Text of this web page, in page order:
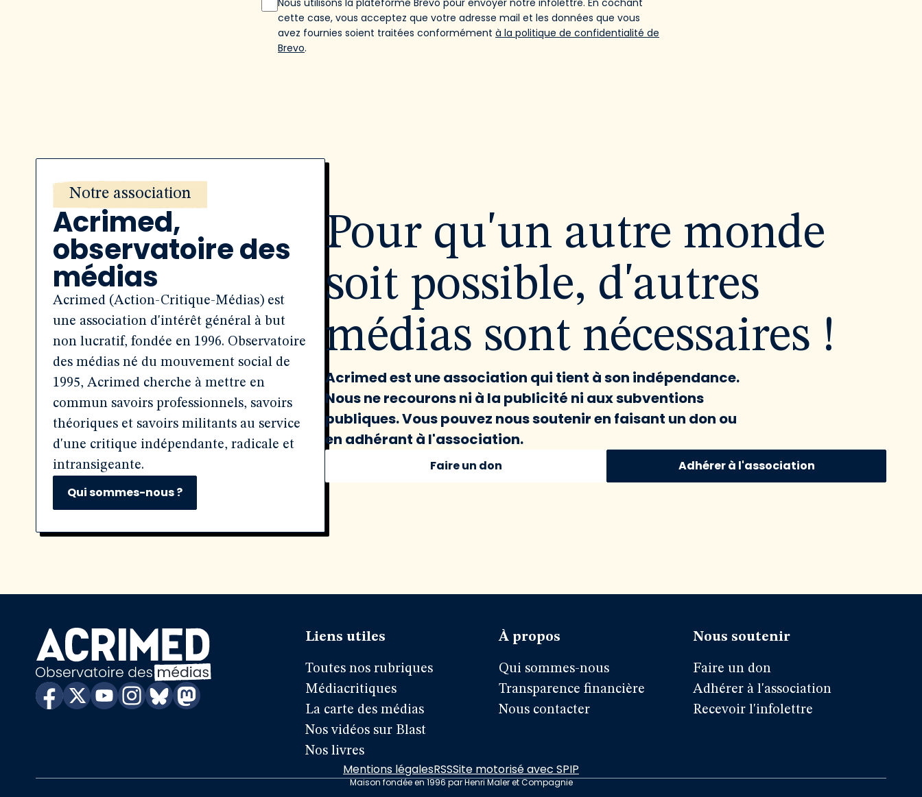
Nous utilisons la plateforme Brevo pour envoyer notre infolettre. En cochant
cette case, vous acceptez que votre adresse mail et les données que vous
avez fournies soient traitées conformément à la politique de confidentialité de
Brevo.
Notre association
Acrimed,
observatoire des
médias
Acrimed (Action-Critique-Médias) est
une association d'intérêt général à but
non lucratif, fondée en 1996. Observatoire
des médias né du mouvement social de
1995, Acrimed cherche à mettre en
commun savoirs professionnels, savoirs
théoriques et savoirs militants au service
d'une critique indépendante, radicale et
intransigeante.
Qui sommes-nous ?
Pour qu'un autre monde
soit possible, d'autres
médias sont nécessaires !
Acrimed est une association qui tient à son indépendance.
Nous ne recourons ni à la publicité ni aux subventions
publiques. Vous pouvez nous soutenir en faisant un don ou
en adhérant à l'association.
Faire un don Adhérer à l'association
Liens utiles
Toutes nos rubriques
Médiacritiques
La carte des médias
Nos vidéos sur Blast
Nos livres
À propos
Qui sommes-nous
Transparence financière
Nous contacter
Nous soutenir
Faire un don
Adhérer à l'association
Recevoir l'infolettre
Mentions légalesRSSSite motorisé avec SPIP
Maison fondée en 1996 par Henri Maler et Compagnie